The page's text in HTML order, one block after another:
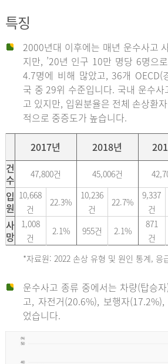
특징
2000년대 이후에는 매년 운수사고
지만, ’20년 인구 10만 명당 6명으
4.7명에 비해 많았고, 36개 OECD(
국 중 29위 수준입니다. 국내 운수
고 있지만, 입원분율은 전체 손상환
적으로 중증도가 높습니다.
2017년 2018년
건
수
47,800건 45,006건
입
원
10,668
건
22.3%
10,236
건
22.7%
9,337
건
사
망
1,008
건
2.1% 955건 2.1%
871
건
*자료원: 2022 손상 유형 및 원인 통계, 응
운수사고 종류 중에서는 차량(탑승
고, 자전거(20.6%), 보행자
었습니다.